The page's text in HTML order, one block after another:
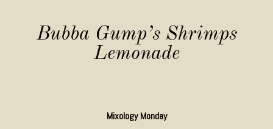
Bubba Gump’s Shrimps
Lemonade
Mixology Monday